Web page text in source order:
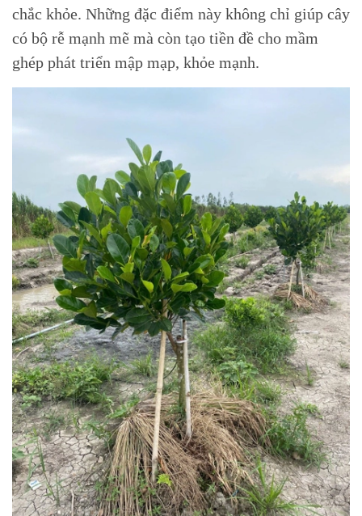
chắc khỏe. Những đặc điểm này không chỉ giúp cây
có bộ rễ mạnh mẽ mà còn tạo tiền đề cho mầm
ghép phát triển mập mạp, khỏe mạnh.